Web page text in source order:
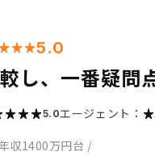
5.0
し、一番疑問
5.0エージェント：
収1400万円台 /